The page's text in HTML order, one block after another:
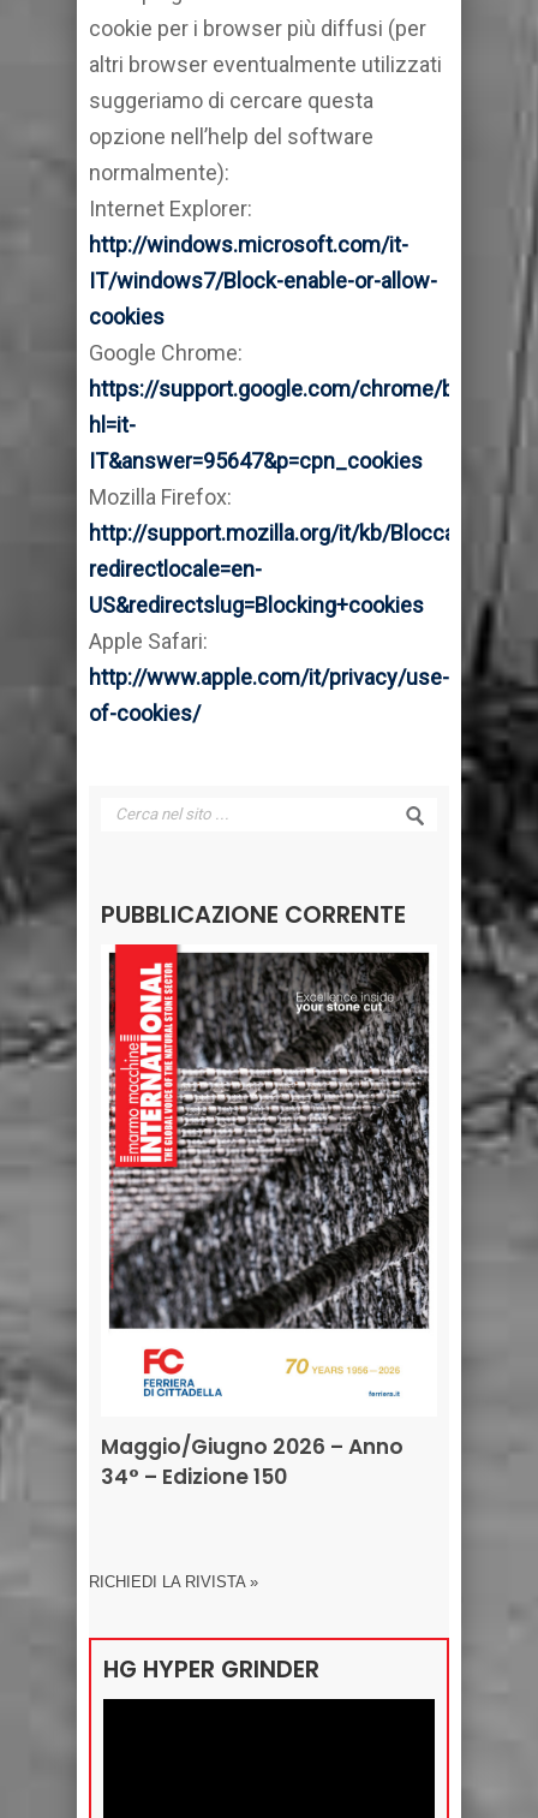
cookie per i browser più diffusi (per
altri browser eventualmente utilizzati
suggeriamo di cercare questa
opzione nell’help del software
normalmente):
Internet Explorer:
http://windows.microsoft.com/it-
IT/windows7/Block-enable-or-allow-
cookies
Google Chrome:
https://support.google.com/chrome/bin/
hl=it-
IT&answer=95647&p=cpn_cookies
Mozilla Firefox:
http://support.mozilla.org/it/kb/
redirectlocale=en-
US&redirectslug=Blocking+cookies
Apple Safari:
http://www.apple.com/it/privacy/use-
of-cookies/
PUBBLICAZIONE CORRENTE
Maggio/Giugno 2026 – Anno
34° – Edizione 150
RICHIEDI LA RIVISTA »
HG HYPER GRINDER